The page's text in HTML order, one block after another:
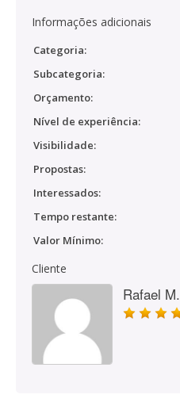
Informações adicionais
Categoria:
Subcategoria:
Orçamento:
Nível de experiência:
Visibilidade:
Propostas:
Interessados:
Tempo restante:
Valor Mínimo:
Cliente
Rafael M.